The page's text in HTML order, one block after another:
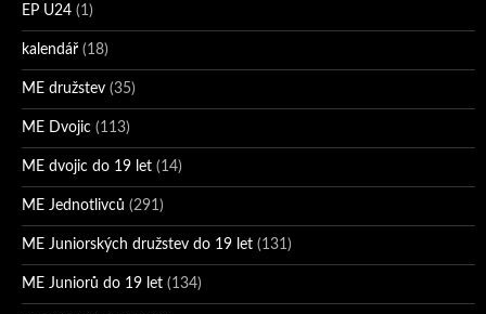
EP U24 (1)
kalendář (18)
ME družstev (35)
ME Dvojic (113)
ME dvojic do 19 let (14)
ME Jednotlivců (291)
ME Juniorských družstev do 19 let (131)
ME Juniorů do 19 let (134)